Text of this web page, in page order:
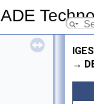
→